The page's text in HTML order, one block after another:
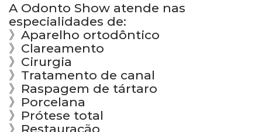
A Odonto Show atende nas
especialidades de:
》Aparelho ortodôntico
》Clareamento
》Cirurgia
》Tratamento de canal
》Raspagem de tártaro
》Porcelana
》Prótese total
》Restauração